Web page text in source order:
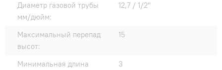
Диаметр газовой трубы
мм/дюйм:
12,7 / 1/2"
Максимальный перепад
высот:
15
Минимальная длина
3